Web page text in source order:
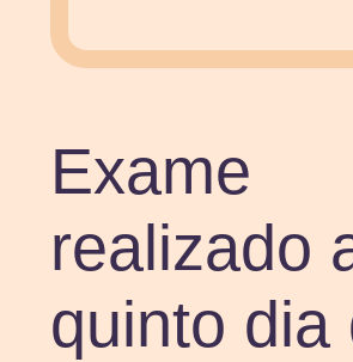
Exame
realizado
quinto dia